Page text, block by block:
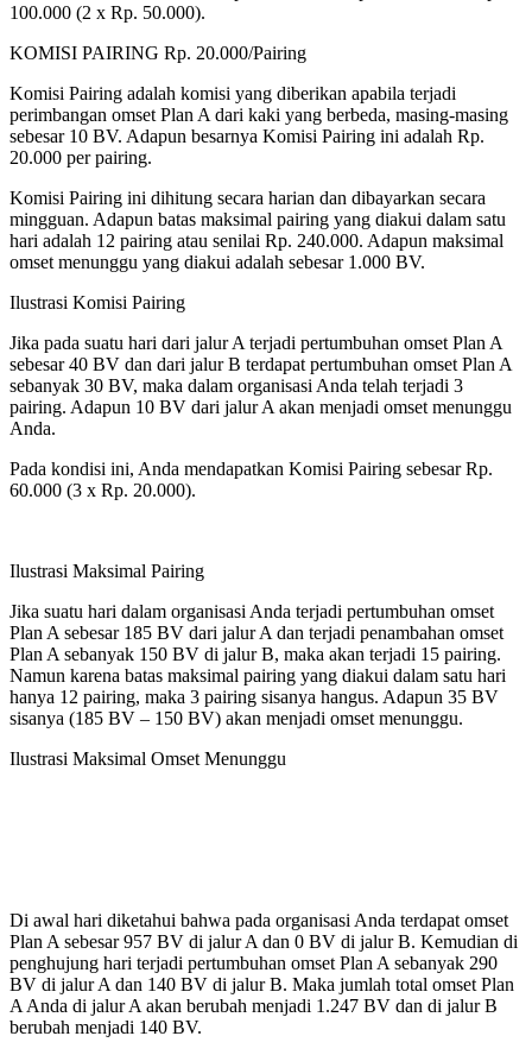
100.000 (2 x Rp. 50.000).
KOMISI PAIRING Rp. 20.000/Pairing
Komisi Pairing adalah komisi yang diberikan apabila terjadi
perimbangan omset Plan A dari kaki yang berbeda, masing-masing
sebesar 10 BV. Adapun besarnya Komisi Pairing ini adalah Rp.
20.000 per pairing.
Komisi Pairing ini dihitung secara harian dan dibayarkan secara
mingguan. Adapun batas maksimal pairing yang diakui dalam satu
hari adalah 12 pairing atau senilai Rp. 240.000. Adapun maksimal
omset menunggu yang diakui adalah sebesar 1.000 BV.
Ilustrasi Komisi Pairing
Jika pada suatu hari dari jalur A terjadi pertumbuhan omset Plan A
sebesar 40 BV dan dari jalur B terdapat pertumbuhan omset Plan A
sebanyak 30 BV, maka dalam organisasi Anda telah terjadi 3
pairing. Adapun 10 BV dari jalur A akan menjadi omset menunggu
Anda.
Pada kondisi ini, Anda mendapatkan Komisi Pairing sebesar Rp.
60.000 (3 x Rp. 20.000).
Ilustrasi Maksimal Pairing
Jika suatu hari dalam organisasi Anda terjadi pertumbuhan omset
Plan A sebesar 185 BV dari jalur A dan terjadi penambahan omset
Plan A sebanyak 150 BV di jalur B, maka akan terjadi 15 pairing.
Namun karena batas maksimal pairing yang diakui dalam satu hari
hanya 12 pairing, maka 3 pairing sisanya hangus. Adapun 35 BV
sisanya (185 BV – 150 BV) akan menjadi omset menunggu.
Ilustrasi Maksimal Omset Menunggu
Di awal hari diketahui bahwa pada organisasi Anda terdapat omset
Plan A sebesar 957 BV di jalur A dan 0 BV di jalur B. Kemudian di
penghujung hari terjadi pertumbuhan omset Plan A sebanyak 290
BV di jalur A dan 140 BV di jalur B. Maka jumlah total omset Plan
A Anda di jalur A akan berubah menjadi 1.247 BV dan di jalur B
berubah menjadi 140 BV.